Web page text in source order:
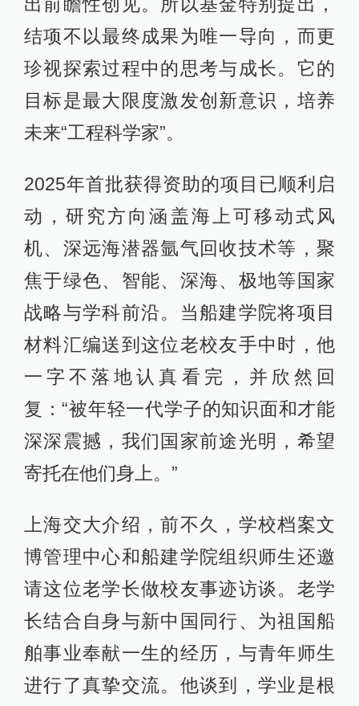
出前瞻性创见。所以基金特别提出，
结项不以最终成果为唯一导向，而更
珍视探索过程中的思考与成长。它的
目标是最大限度激发创新意识，培养
未来“工程科学家”。
2025年首批获得资助的项目已顺利启
动，研究方向涵盖海上可移动式风
机、深远海潜器氩气回收技术等，聚
焦于绿色、智能、深海、极地等国家
战略与学科前沿。当船建学院将项目
材料汇编送到这位老校友手中时，他
一字不落地认真看完，并欣然回
复：“被年轻一代学子的知识面和才能
深深震撼，我们国家前途光明，希望
寄托在他们身上。”
上海交大介绍，前不久，学校档案文
博管理中心和船建学院组织师生还邀
请这位老学长做校友事迹访谈。老学
长结合自身与新中国同行、为祖国船
舶事业奉献一生的经历，与青年师生
进行了真挚交流。他谈到，学业是根